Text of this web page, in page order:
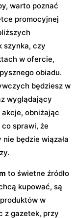
warto poznać
promocyjnej
szynka, czy
w ofercie,
obiadu.
będziesz w
wyglądający
obniżając
sprawi, że
będzie wiązała
to świetne źródło
kupować, są
w
z gazetek, przy